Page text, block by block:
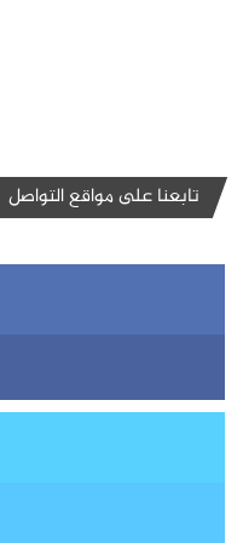
تابعنا على مواقع التواصل